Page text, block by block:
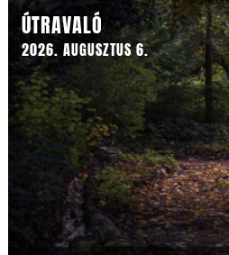
ÚTRAVALÓ
2026. AUGUSZTUS 6.